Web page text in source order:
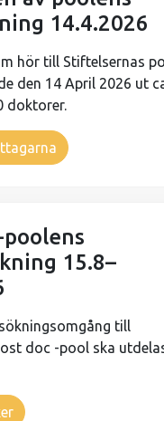
14.4.2026
hör till Stiftelsernas
den 14 April 2026 ut
doktorer.
poolens
15.8–
till
doc -pool ska